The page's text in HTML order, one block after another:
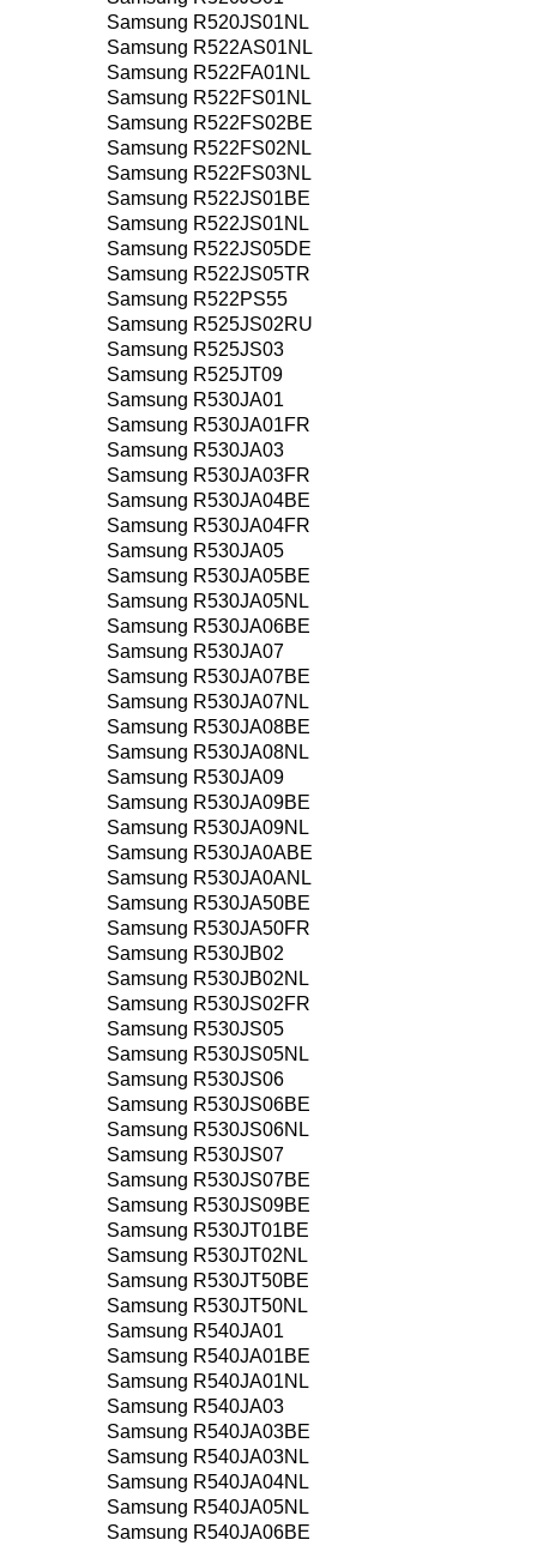
Samsung R520JS01NL
Samsung R522AS01NL
Samsung R522FA01NL
Samsung R522FS01NL
Samsung R522FS02BE
Samsung R522FS02NL
Samsung R522FS03NL
Samsung R522JS01BE
Samsung R522JS01NL
Samsung R522JS05DE
Samsung R522JS05TR
Samsung R522PS55
Samsung R525JS02RU
Samsung R525JS03
Samsung R525JT09
Samsung R530JA01
Samsung R530JA01FR
Samsung R530JA03
Samsung R530JA03FR
Samsung R530JA04BE
Samsung R530JA04FR
Samsung R530JA05
Samsung R530JA05BE
Samsung R530JA05NL
Samsung R530JA06BE
Samsung R530JA07
Samsung R530JA07BE
Samsung R530JA07NL
Samsung R530JA08BE
Samsung R530JA08NL
Samsung R530JA09
Samsung R530JA09BE
Samsung R530JA09NL
Samsung R530JA0ABE
Samsung R530JA0ANL
Samsung R530JA50BE
Samsung R530JA50FR
Samsung R530JB02
Samsung R530JB02NL
Samsung R530JS02FR
Samsung R530JS05
Samsung R530JS05NL
Samsung R530JS06
Samsung R530JS06BE
Samsung R530JS06NL
Samsung R530JS07
Samsung R530JS07BE
Samsung R530JS09BE
Samsung R530JT01BE
Samsung R530JT02NL
Samsung R530JT50BE
Samsung R530JT50NL
Samsung R540JA01
Samsung R540JA01BE
Samsung R540JA01NL
Samsung R540JA03
Samsung R540JA03BE
Samsung R540JA03NL
Samsung R540JA04NL
Samsung R540JA05NL
Samsung R540JA06BE